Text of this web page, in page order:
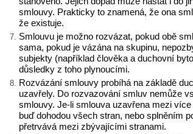
smlouvy. Prakticky to znamená, že ona
že existuje.
Smlouvu je možno rozvázat, pokud obě
sama, pokud je vázána na skupinu,
subjekty (například člověka a duchovní
důsledky z toho plynoucími.
Rozvázání smlouvy probíhá na základě
uzavřely. Do rozvazování smluv nemůže
smlouvy. Je-li smlouva uzavřena mezi
buď dohodou všech stran, nebo splněním
přetrvává mezi zbývajícími stranami.